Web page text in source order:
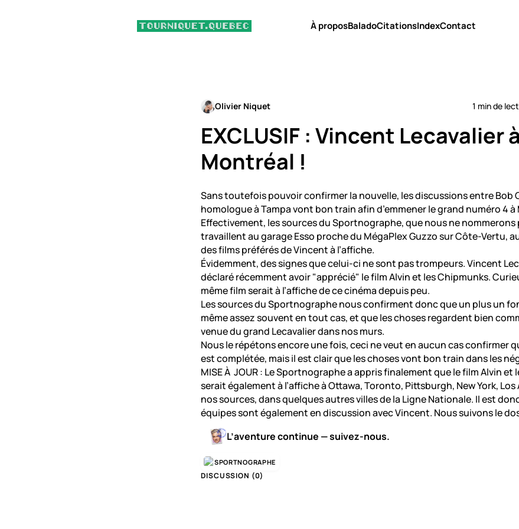
À proposBaladoCitationsIndexContact
Olivier Niquet 1 min de
EXCLUSIF : Vincent Lecavalier à
Montréal !
Sans toutefois pouvoir confirmer la nouvelle, les discussions entre Bob
homologue à Tampa vont bon train afin d’emmener le grand numéro 4
Effectivement, les sources du Sportnographe, que nous ne nommerons
travaillent au garage Esso proche du MégaPlex Guzzo sur Côte-Vertu,
des films préférés de Vincent à l’affiche.
Évidemment, des signes que celui-ci ne sont pas trompeurs. Vincent
déclaré récemment avoir "apprécié" le film Alvin et les Chipmunks.
même film serait à l’affiche de ce cinéma depuis peu.
Les sources du Sportnographe nous confirment donc que un plus un
même assez souvent en tout cas, et que les choses regardent bien
venue du grand Lecavalier dans nos murs.
Nous le répétons encore une fois, ceci ne veut en aucun cas confirmer
est complétée, mais il est clair que les choses vont bon train dans les
MISE À JOUR : Le Sportnographe a appris finalement que le film Alvin et
serait également à l’affiche à Ottawa, Toronto, Pittsburgh, New York, Los
nos sources, dans quelques autres villes de la Ligne Nationale. Il est
équipes sont également en discussion avec Vincent. Nous suivons le
L’aventure continue — suivez-nous.
SPORTNOGRAPHE
DISCUSSION (0)